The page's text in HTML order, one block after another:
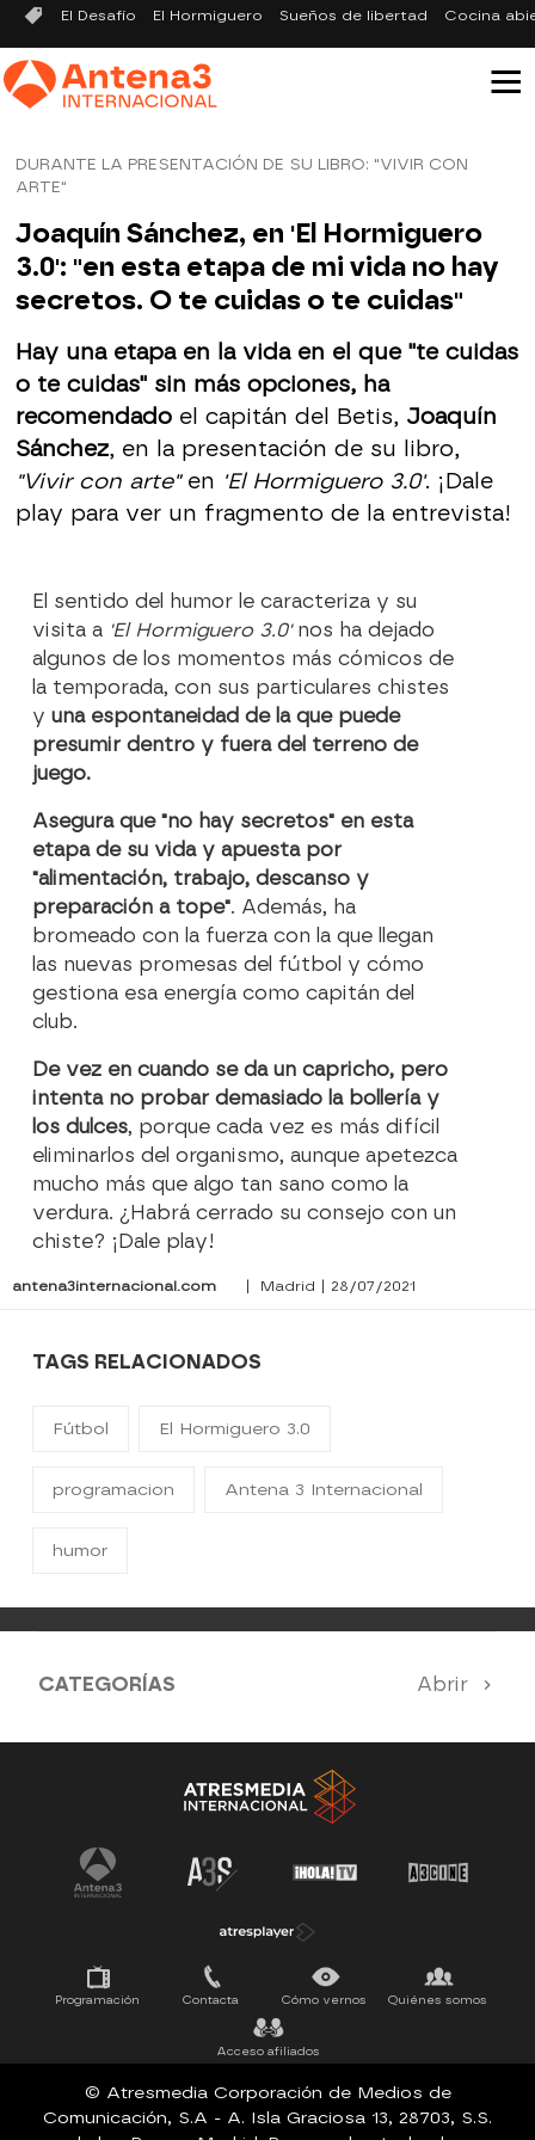
El Desafío El Hormiguero Sueños de libertad Cocina
DURANTE LA PRESENTACIÓN DE SU LIBRO: "VIVIR CON
ARTE"
Joaquín Sánchez, en 'El Hormiguero
3.0': "en esta etapa de mi vida no hay
secretos. O te cuidas o te cuidas"
Hay una etapa en la vida en el que "te cuidas
o te cuidas" sin más opciones, ha
recomendado el capitán del Betis, Joaquín
Sánchez, en la presentación de su libro,
"Vivir con arte"en 'El Hormiguero 3.0'. ¡Dale
play para ver un fragmento de la entrevista!
El sentido del humor le caracteriza y su
visita a 'El Hormiguero 3.0' nos ha dejado
algunos de los momentos más cómicos de
la temporada, con sus particulares chistes
yuna espontaneidad de la que puede
presumir dentro y fuera del terreno de
juego.
Asegura que "no hay secretos" en esta
etapa de su vida y apuesta por
"alimentación, trabajo, descanso y
preparación a tope". Además, ha
bromeado con la fuerza con la que llegan
las nuevas promesas del fútbol y cómo
gestiona esa energía como capitán del
club.
De vez en cuando se da un capricho, pero
intenta no probar demasiado la bollería y
los dulces, porque cada vez es más difícil
eliminarlos del organismo, aunque apetezca
mucho más que algo tan sano como la
verdura. ¿Habrá cerrado su consejo con un
chiste? ¡Dale play!
antena3internacional.com | Madrid | 28/07/2021
TAGS RELACIONADOS
Fútbol El Hormiguero 3.0
programacion Antena 3 Internacional
humor
CATEGORÍAS Abrir
Antena 3 Noticias El Hormiguero
Tu cara me suena Pasapalabra
Programación Contacta Cómo vernos Quiénes somos
Acceso afiliados
© Atresmedia Corporación de Medios de
Comunicación, S.A - A. Isla Graciosa 13, 28703, S.S.